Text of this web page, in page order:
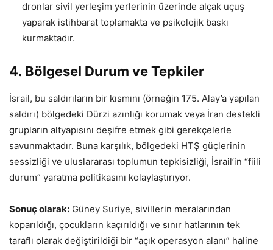
dronlar sivil yerleşim yerlerinin üzerinde alçak uçuş
yaparak istihbarat toplamakta ve psikolojik baskı
kurmaktadır.
4. Bölgesel Durum ve Tepkiler
İsrail, bu saldırıların bir kısmını (örneğin 175. Alay’a yapılan
saldırı) bölgedeki Dürzi azınlığı korumak veya İran destekli
grupların altyapısını deşifre etmek gibi gerekçelerle
savunmaktadır. Buna karşılık, bölgedeki HTŞ güçlerinin
sessizliği ve uluslararası toplumun tepkisizliği, İsrail’in “fiili
durum” yaratma politikasını kolaylaştırıyor.
Sonuç olarak: Güney Suriye, sivillerin meralarından
koparıldığı, çocukların kaçırıldığı ve sınır hatlarının tek
taraflı olarak değiştirildiği bir “açık operasyon alanı” haline